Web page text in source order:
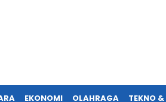
EKONOMI OLAHRAGA TEKNO